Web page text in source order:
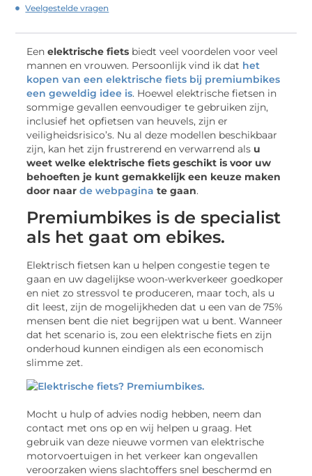
Veelgestelde vragen
Eenelektrische fiets biedt veel voordelen voor veel
mannen en vrouwen. Persoonlijk vind ik dat het
kopen van een elektrische fiets bij premiumbikes
een geweldig idee is. Hoewel elektrische fietsen in
sommige gevallen eenvoudiger te gebruiken zijn,
inclusief het opfietsen van heuvels, zijn er
veiligheidsrisico’s. Nu al deze modellen beschikbaar
zijn, kan het zijn frustrerend en verwarrend als u
weet welke elektrische fiets geschikt is voor uw
behoeften je kunt gemakkelijk een keuze maken
door naarde webpagina te gaan.
Premiumbikes is de specialist
als het gaat om ebikes.
Elektrisch fietsen kan u helpen congestie tegen te
gaan en uw dagelijkse woon-werkverkeer goedkoper
en niet zo stressvol te produceren, maar toch, als u
dit leest, zijn de mogelijkheden dat u een van de 75%
mensen bent die niet begrijpen wat u bent. Wanneer
dat het scenario is, zou een elektrische fiets en zijn
onderhoud kunnen eindigen als een economisch
slimme zet.
Mocht u hulp of advies nodig hebben, neem dan
contact met ons op en wij helpen u graag. Het
gebruik van deze nieuwe vormen van elektrische
motorvoertuigen in het verkeer kan ongevallen
veroorzaken wiens slachtoffers snel beschermd en